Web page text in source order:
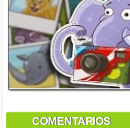
COMENTARIOS